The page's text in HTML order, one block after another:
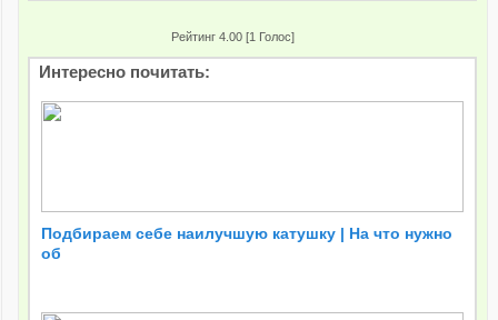
Рейтинг 4.00 [1 Голос]
Интересно почитать:
Подбираем себе наилучшую катушку | На что нужно
об